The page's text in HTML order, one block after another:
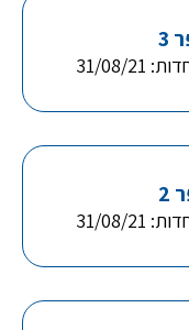
08/21
08/21